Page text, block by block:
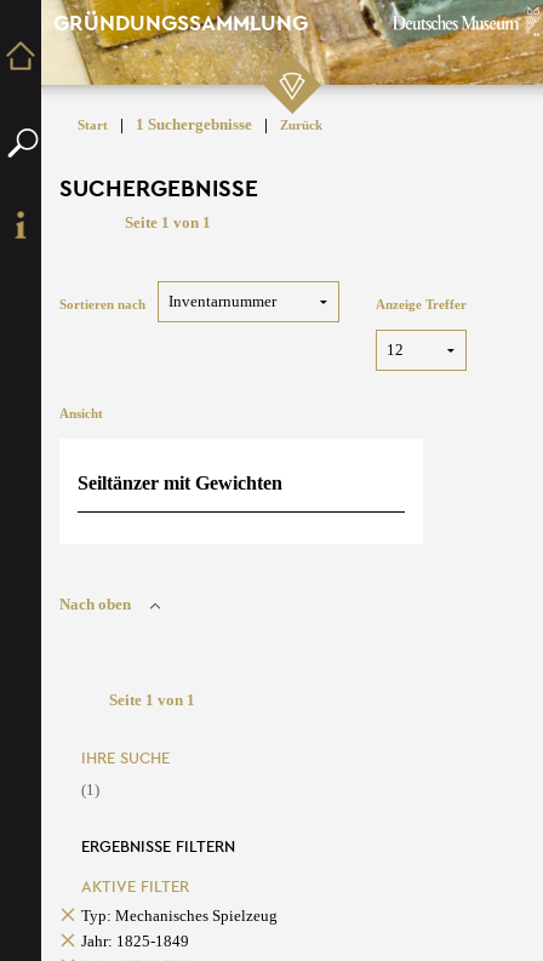
GRÜNDUNGSSAMMLUNG
Start | 1 Suchergebnisse | Zurück
SUCHERGEBNISSE
Seite 1 von 1
Sortieren nach Anzeige Treffer
Ansicht
Seiltänzer mit Gewichten
Nach oben
Seite 1 von 1
IHRE SUCHE
(1)
ERGEBNISSE FILTERN
AKTIVE FILTER
Typ: Mechanisches Spielzeug
Jahr: 1825-1849